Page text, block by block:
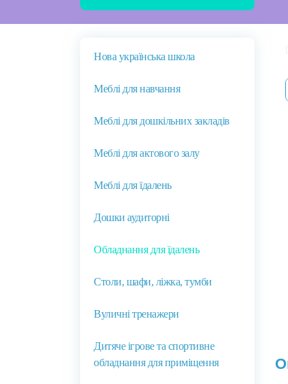
Нова українська школа
Меблі для навчання
Меблі для дошкільних закладів
Меблі для актового залу
Меблі для їдалень
Дошки аудиторні
Обладнання для їдалень
Столи, шафи, ліжка, тумби
Вуличні тренажери
Дитяче ігрове та спортивне
обладнання для приміщення